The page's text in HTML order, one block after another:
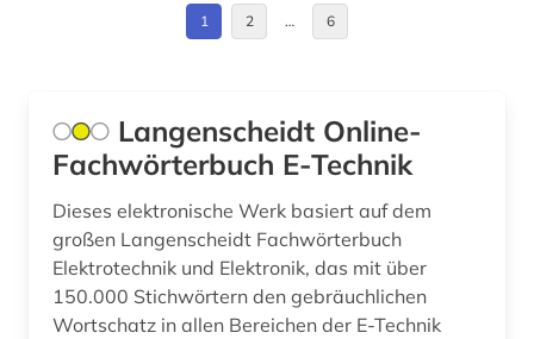
geisteswissenschaft (1)
geographie (1)
geomechanik (1)
geowissenschaften (3)
geschichte (13)
1 2 … 6
Langenscheidt Online-
Fachwörterbuch E-Technik
Dieses elektronische Werk basiert auf dem
großen Langenscheidt Fachwörterbuch
Elektrotechnik und Elektronik, das mit über
150.000 Stichwörtern den gebräuchlichen
Wortschatz in allen Bereichen der E-Technik